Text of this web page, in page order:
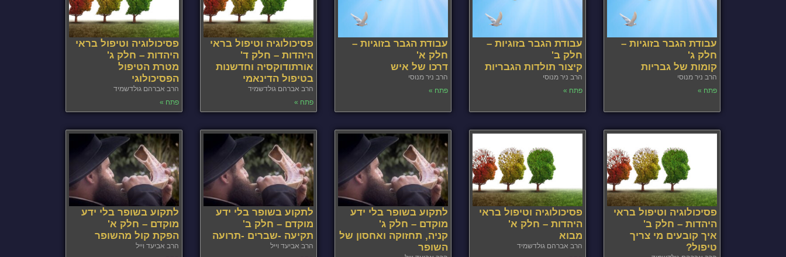
עבודת הגבר בזוגיות –
חלק ג'
קומות של גבריות
הרב ניר מנוסי
פתח »
עבודת הגבר בזוגיות –
חלק ב'
קיצור תולדות הגבריות
הרב ניר מנוסי
פתח »
עבודת הגבר בזוגיות –
חלק א'
דרכו של איש
הרב ניר מנוסי
פתח »
פסיכולוגיה וטיפול בראי
היהדות – חלק ד'
אורתודוקסיה וחדשנות
בטיפול הדינאמי
הרב אברהם גולדשמיד
פתח »
פסיכולוגיה וטיפול בראי
היהדות – חלק ג'
מטרת הטיפול
הפסיכולוגי
הרב אברהם גולדשמיד
פתח »
פסיכולוגיה וטיפול בראי
היהדות – חלק ב'
איך קובעים מי צריך
טיפול?
פסיכולוגיה וטיפול בראי
היהדות – חלק א'
מבוא
הרב אברהם גולדשמיד
לתקוע בשופר בלי ידע
מוקדם – חלק ג'
קניה, תחזוקה ואחסון של
השופר
לתקוע בשופר בלי ידע
מוקדם – חלק ב'
תקיעה -שברים -תרועה
הרב אביעד וייל
לתקוע בשופר בלי ידע
מוקדם – חלק א'
הפקת קול מהשופר
הרב אביעד וייל